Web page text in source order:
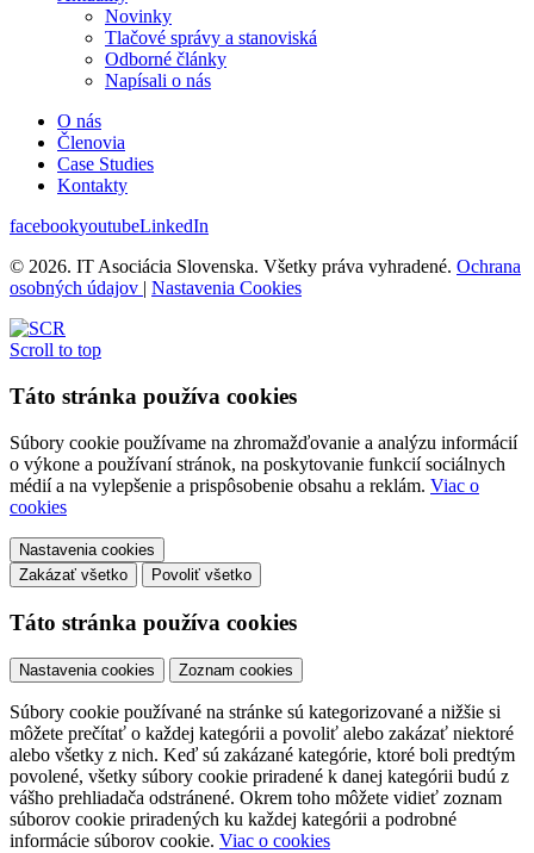
Novinky
Tlačové správy a stanoviská
Odborné články
Napísali o nás
O nás
Členovia
Case Studies
Kontakty
facebookyoutubeLinkedIn
© 2026. IT Asociácia Slovenska. Všetky práva vyhradené. Ochrana
osobných údajov | Nastavenia Cookies
Scroll to top
Táto stránka používa cookies
Súbory cookie používame na zhromažďovanie a analýzu informácií
o výkone a používaní stránok, na poskytovanie funkcií sociálnych
médií a na vylepšenie a prispôsobenie obsahu a reklám. Viac o
cookies
Nastavenia cookies
Zakázať všetko
Povoliť všetko
Táto stránka používa cookies
Nastavenia cookies Zoznam cookies
Súbory cookie používané na stránke sú kategorizované a nižšie si
môžete prečítať o každej kategórii a povoliť alebo zakázať niektoré
alebo všetky z nich. Keď sú zakázané kategórie, ktoré boli predtým
povolené, všetky súbory cookie priradené k danej kategórii budú z
vášho prehliadača odstránené. Okrem toho môžete vidieť zoznam
súborov cookie priradených ku každej kategórii a podrobné
informácie súborov cookie. Viac o cookies